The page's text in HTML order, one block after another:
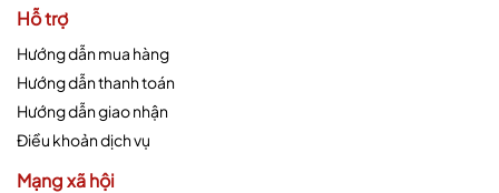
Hỗ trợ
Hướng dẫn mua hàng
Hướng dẫn thanh toán
Hướng dẫn giao nhận
Điều khoản dịch vụ
Mạng xã hội